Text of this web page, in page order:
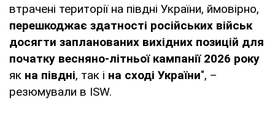
втрачені території на півдні України, ймовірно,
перешкоджає здатності російських військ
досягти запланованих вихідних позицій для
початку весняно-літньої кампанії 2026 року
як на півдні, так і на сході України", –
резюмували в ISW.